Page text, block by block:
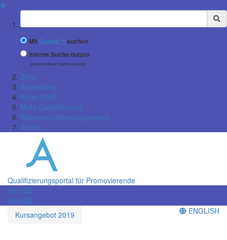
✖
Suchbegriff
Mit Google™ suchen
Interne Suche nutzen
(eingeschränkte Ergebnisqualität)
Ziele
Anmeldung
Kurse 2026
Mehr Qualifizierung
Wissenschaftsmanagement
Archiv
Qualifizierungsportal für Promovierende
Menü
Menü
Kursangebot 2019
ENGLISH